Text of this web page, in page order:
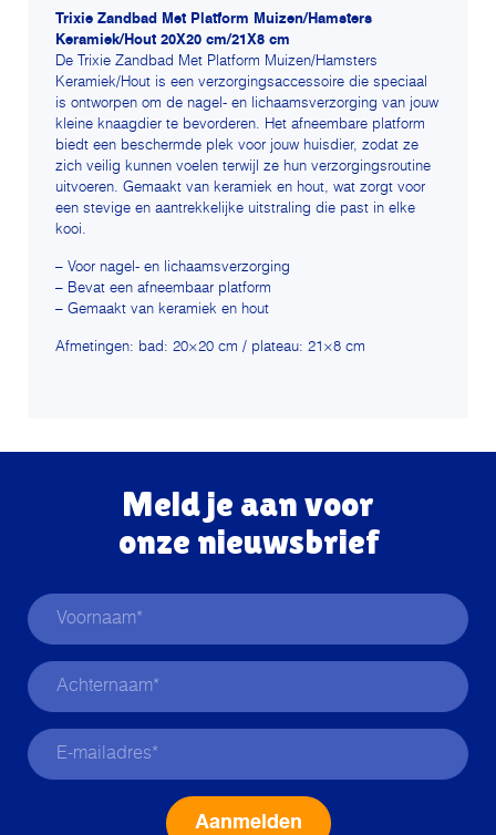
Trixie Zandbad Met Platform Muizen/Hamsters
Keramiek/Hout 20X20 cm/21X8 cm
De Trixie Zandbad Met Platform Muizen/Hamsters
Keramiek/Hout is een verzorgingsaccessoire die speciaal
is ontworpen om de nagel- en lichaamsverzorging van jouw
kleine knaagdier te bevorderen. Het afneembare platform
biedt een beschermde plek voor jouw huisdier, zodat ze
zich veilig kunnen voelen terwijl ze hun verzorgingsroutine
uitvoeren. Gemaakt van keramiek en hout, wat zorgt voor
een stevige en aantrekkelijke uitstraling die past in elke
kooi.
– Voor nagel- en lichaamsverzorging
– Bevat een afneembaar platform
– Gemaakt van keramiek en hout
Afmetingen: bad: 20×20 cm / plateau: 21×8 cm
Meld je aan voor
onze nieuwsbrief